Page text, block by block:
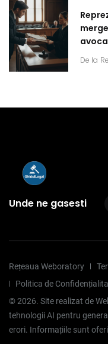
De la
Unde ne gasesti
Rețeaua Weboratory
Politica de
©2026. Site realizat de
tehnologii AI pentru
erori. Informațiile sunt